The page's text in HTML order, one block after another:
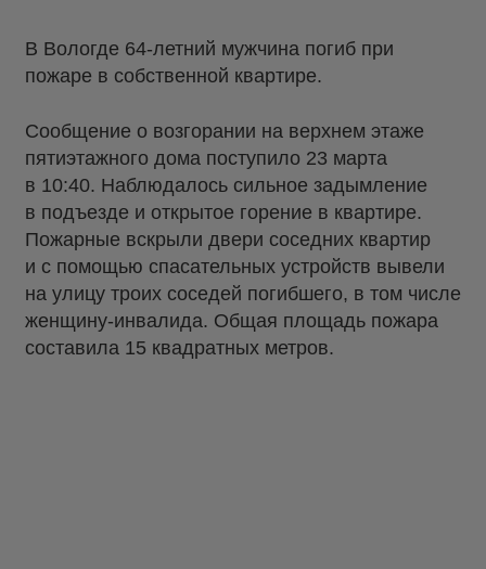
В Вологде 64-летний мужчина погиб при
пожаре в собственной квартире.
Сообщение о возгорании на верхнем этаже
пятиэтажного дома поступило 23 марта
в 10:40. Наблюдалось сильное задымление
в подъезде и открытое горение в квартире.
Пожарные вскрыли двери соседних квартир
и с помощью спасательных устройств вывели
на улицу троих соседей погибшего, в том числе
женщину-инвалида. Общая площадь пожара
составила 15 квадратных метров.